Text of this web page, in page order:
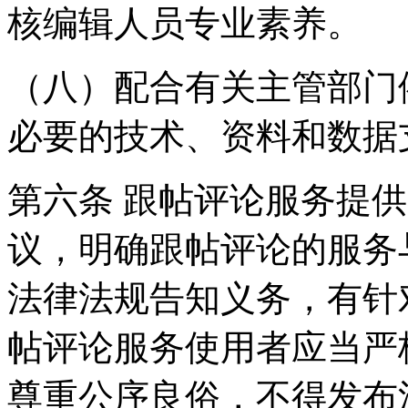
核编辑人员专业素养。
（八）配合有关主管部
必要的技术、资料和数
第六条 跟帖评论服务提
议，明确跟帖评论的服
法律法规告知义务，有
帖评论服务使用者应当
尊重公序良俗，不得发